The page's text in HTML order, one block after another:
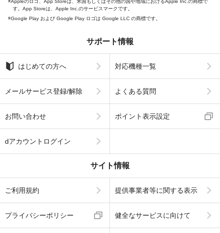
Appleのロゴ、App Storeは、米国もしくはその他の国や地域におけるApple Inc.の商標で
す。App Storeは、Apple Inc.のサービスマークです。
Google Play および Google Play ロゴは Google LLC の商標です。
サポート情報
はじめての方へ 対応機種一覧
メールサービス登録/解除 よくある質問
お問い合わせ ポイント表示設定
dアカウントログイン
サイト情報
ご利用規約 提供事業者等に関する表示
プライバシーポリシー 健全なサービスに向けて